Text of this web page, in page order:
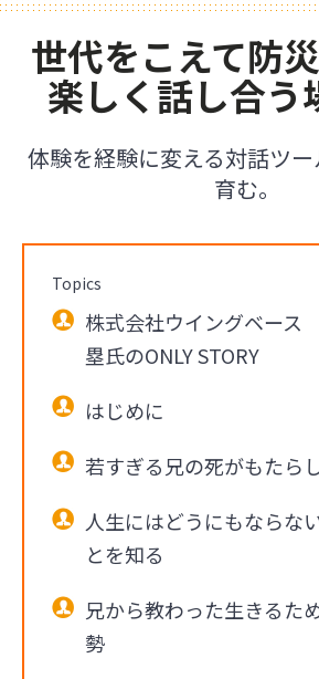
世代をこえて防
楽しく話し合う
体験を経験に変える対話ツ
育む。
Topics
株式会社ウイングベー
塁氏のONLY STORY
はじめに
若すぎる兄の死がもたら
人生にはどうにもならな
とを知る
兄から教わった生きるた
勢